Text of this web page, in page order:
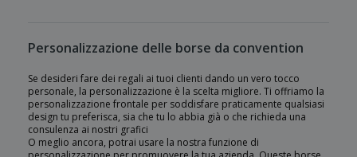
Personalizzazione delle borse da convention
Se desideri fare dei regali ai tuoi clienti dando un vero tocco
personale, la personalizzazione è la scelta migliore. Ti offriamo la
personalizzazione frontale per soddisfare praticamente qualsiasi
design tu preferisca, sia che tu lo abbia già o che richieda una
consulenza ai nostri grafici
O meglio ancora, potrai usare la nostra funzione di